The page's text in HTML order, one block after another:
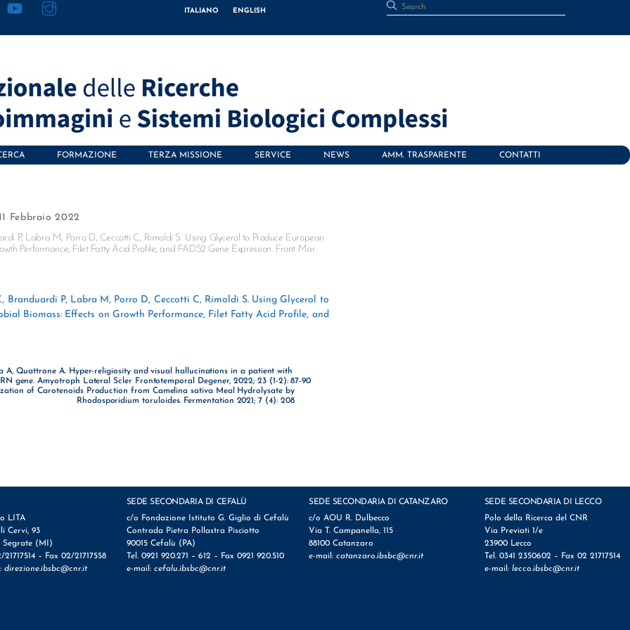
ITALIANO ENGLISH
FORMAZIONE TERZA MISSIONE SERVICE NEWS AMM. TRASPARENTE CONTATTI
Febbraio 2022
P, Labra M, Porro D, Ceccotti C, Rimoldi S. Using Glycerol to Produce European
Performance, Filet Fatty Acid Profile, and FADS2 Gene Expression. Front Mar
Branduardi P, Labra M, Porro D, Ceccotti C, Rimoldi S. Using Glycerol to
Biomass: Effects on Growth Performance, Filet Fatty Acid Profile, and
Quattrone A. Hyper-religiosity and visual hallucinations in a patient with
gene. Amyotroph Lateral Scler Frontotemporal Degener, 2022; 23 (1-2): 87-90
of Carotenoids Production from Camelina sativa Meal Hydrolysate by
Rhodosporidium toruloides. Fermentation 2021; 7 (4): 208
LITA
Cervi, 93
Segrate (MI)
21717514 – Fax 02/21717558
direzione.ibsbc@cnr.it
SEDE SECONDARIA DI CEFALÙ
c/o Fondazione Istituto G. Giglio di Cefalù
Contrada Pietra Pollastra Pisciotto
90015 Cefalù (PA)
Tel. 0921 920.271 – 612 – Fax 0921 920.510
e-mail: cefalu.ibsbc@cnr.it
SEDE SECONDARIA DI CATANZARO
c/o AOU R. Dulbecco
Via T. Campanella, 115
88100 Catanzaro
e-mail: catanzaro.ibsbc@cnr.it
SEDE SECONDARIA DI LECCO
Polo della Ricerca del CNR
Via Previati 1/e
23900 Lecco
Tel. 0341 2350602 – Fax 02 21717514
e-mail: lecco.ibsbc@cnr.it